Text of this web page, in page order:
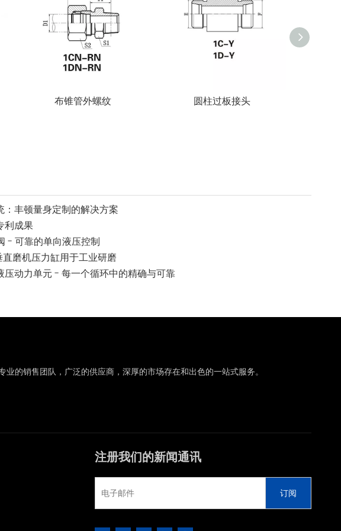
布锥管外螺纹 圆柱过板接头
：丰顿量身定制的解决方案
利成果
- 可靠的单向液压控制
磨机压力缸用于工业研磨
压动力单元 - 每一个循环中的精确与可靠
的销售团队，广泛的供应商，深厚的市场存在和出色的一站式服务。
注册我们的新闻通讯
订阅